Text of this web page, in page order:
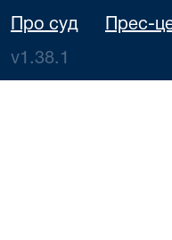
Про суд Прес-
v1.38.1